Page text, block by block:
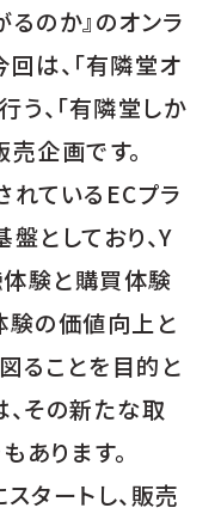
のか』のオンラ
は、「有隣堂オ
う、「有隣堂しか
企画です。
れているECプラ
としており、Y
験と購買体験
験の価値向上と
ることを目的と
、その新たな取
あります。
タートし、販売